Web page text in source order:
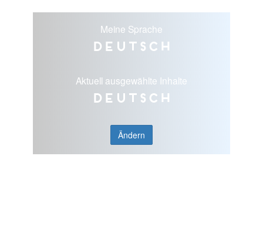
Meine Sprache
Deutsch
Aktuell ausgewählte Inhalte
Deutsch
Ändern